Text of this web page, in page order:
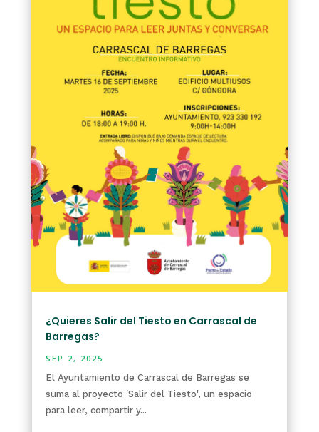
¿Quieres Salir del Tiesto en Carrascal de
Barregas?
SEP 2, 2025
El Ayuntamiento de Carrascal de Barregas se
suma al proyecto 'Salir del Tiesto', un espacio
para leer, compartir y...